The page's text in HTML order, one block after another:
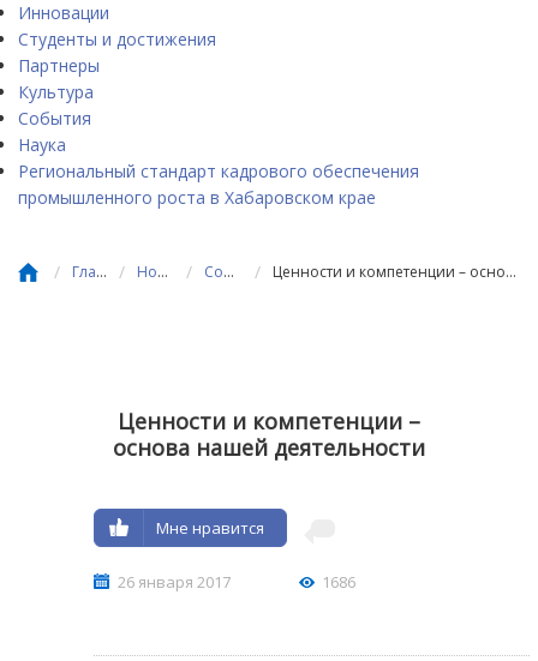
Инновации
Студенты и достижения
Партнеры
Культура
События
Наука
Региональный стандарт кадрового обеспечения
промышленного роста в Хабаровском крае
/ Главная / Новости / События / Ценности и компетенции – основа нашей деятельности
Ценности и компетенции –
основа нашей деятельности
Мне нравится
26 января 2017 1686